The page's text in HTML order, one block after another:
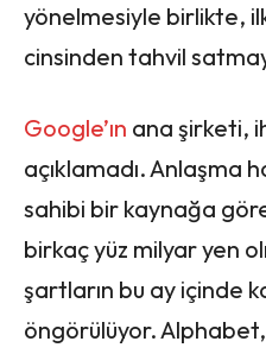
yönelmesiyle birlikte,
cinsinden tahvil
Google’ın ana şirketi,
açıklamadı. Anlaşma
sahibi bir kaynağa
birkaç yüz milyar yen
şartların bu ay içinde
öngörülüyor.